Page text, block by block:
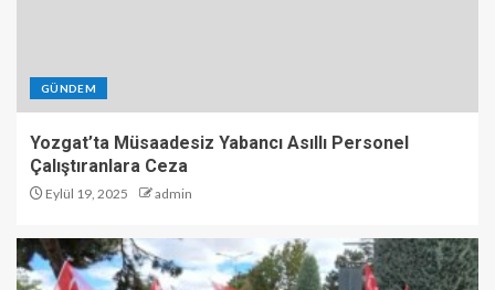
GÜNDEM
Yozgat’ta Müsaadesiz Yabancı Asıllı Personel
Çalıştıranlara Ceza
Eylül 19, 2025 admin